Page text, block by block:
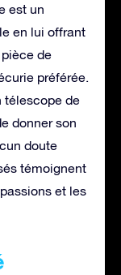
est un
en lui offrant
de
préférée.
télescope de
donner son
doute
témoignent
et les